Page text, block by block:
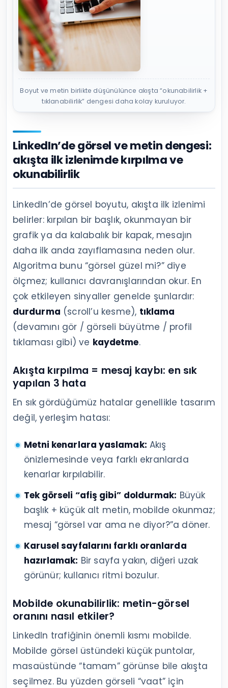
Boyut ve metin birlikte düşünülünce akışta “okunabilirlik +
tıklanabilirlik” dengesi daha kolay kuruluyor.
LinkedIn’de görsel ve metin dengesi:
akışta ilk izlenimde kırpılma ve
okunabilirlik
LinkedIn’de görsel boyutu, akışta ilk izlenimi
belirler: kırpılan bir başlık, okunmayan bir
grafik ya da kalabalık bir kapak, mesajın
daha ilk anda zayıflamasına neden olur.
Algoritma bunu “görsel güzel mi?” diye
ölçmez; kullanıcı davranışlarından okur. En
çok etkileyen sinyaller genelde şunlardır:
durdurma (scroll’u kesme), tıklama
(devamını gör / görseli büyütme / profil
tıklaması gibi) ve kaydetme.
Akışta kırpılma = mesaj kaybı: en sık
yapılan 3 hata
En sık gördüğümüz hatalar genellikle tasarım
değil, yerleşim hatası:
Metni kenarlara yaslamak: Akış
önizlemesinde veya farklı ekranlarda
kenarlar kırpılabilir.
Tek görseli “afiş gibi” doldurmak: Büyük
başlık + küçük alt metin, mobilde okunmaz;
mesaj “görsel var ama ne diyor?”a döner.
Karusel sayfalarını farklı oranlarda
hazırlamak: Bir sayfa yakın, diğeri uzak
görünür; kullanıcı ritmi bozulur.
Mobilde okunabilirlik: metin-görsel
oranını nasıl etkiler?
LinkedIn trafiğinin önemli kısmı mobilde.
Mobilde görsel üstündeki küçük puntolar,
masaüstünde “tamam” görünse bile akışta
seçilmez. Bu yüzden görseli “vaat” için